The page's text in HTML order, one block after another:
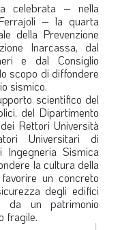
celebrata – nella
– la quarta
della Prevenzione
Inarcassa, dal
e dal Consiglio
scopo di diffondere
sismico.
scientifico del
del Dipartimento
Rettori Università
Universitari di
Sismica
la cultura della
un concreto
degli edifici
da un patrimonio
fragile.